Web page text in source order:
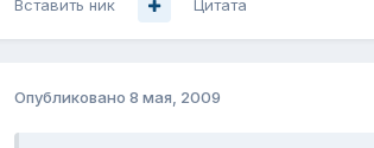
Вставить ник Цитата
Опубликовано 8 мая, 2009